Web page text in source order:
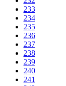
233
234
235
236
237
238
239
240
241